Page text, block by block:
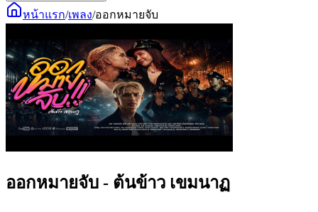
หน้าแรก/เพลง/ออกหมายจับ
ออกหมายจับ - ต้นข้าว เขมนาฏ